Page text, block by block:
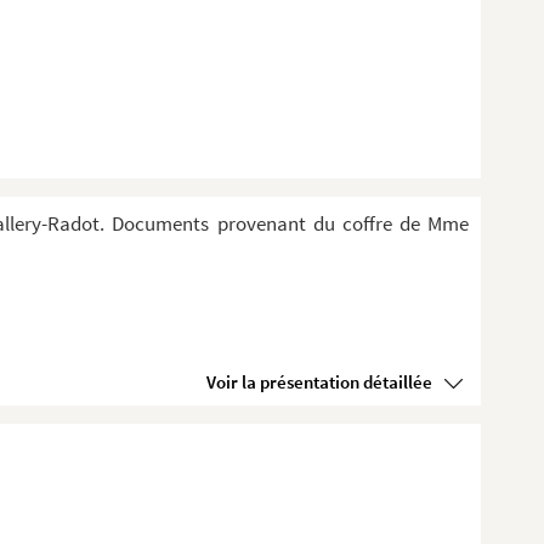
Radot. Documents provenant du coffre de Mme
Voir la présentation détaillée